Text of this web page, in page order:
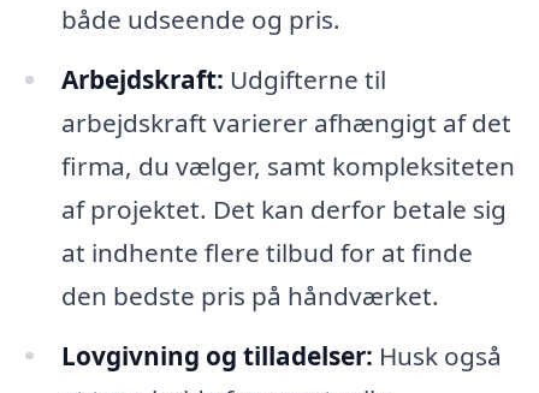
både udseende og pris.
Arbejdskraft: Udgifterne til
arbejdskraft varierer afhængigt af det
firma, du vælger, samt kompleksiteten
af projektet. Det kan derfor betale sig
at indhente flere tilbud for at finde
den bedste pris på håndværket.
Lovgivning og tilladelser: Husk også